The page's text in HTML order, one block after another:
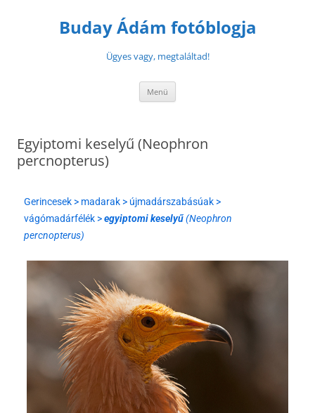
Buday Ádám fotóblogja
Ügyes vagy, megtaláltad!
Menü
Egyiptomi keselyű (Neophron
percnopterus)
Gerincesek > madarak > újmadárszabásúak >
vágómadárfélék >egyiptomi keselyű(Neophron
percnopterus)